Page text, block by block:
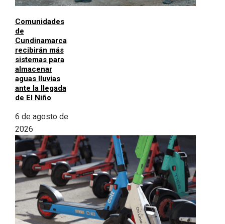
Comunidades
de
Cundinamarca
recibirán más
sistemas para
almacenar
aguas lluvias
ante la llegada
de El Niño
6 de agosto de
2026